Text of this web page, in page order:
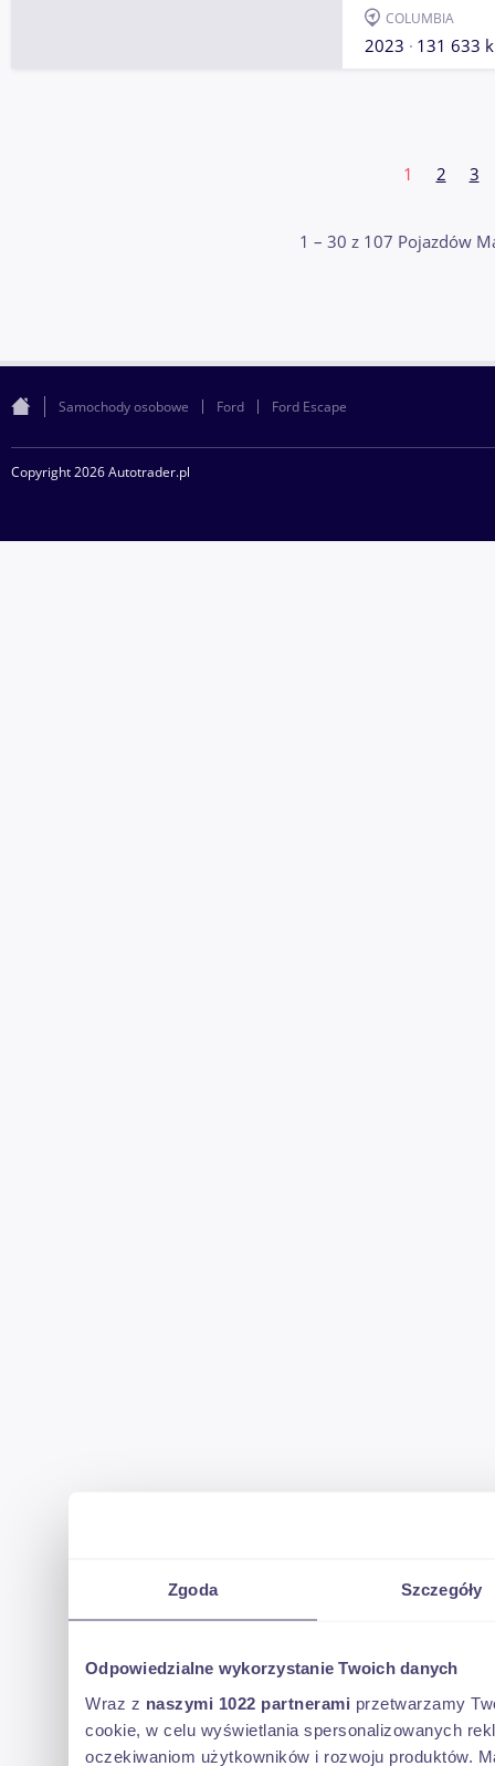
Zgoda Szczegóły
Odpowiedzialne wykorzystanie Twoich danych
Wraz z naszymi 1022 partnerami przetwarzamy
cookie, w celu wyświetlania spersonalizowanych
oczekiwaniom użytkowników i rozwoju produktów.
COLUMBIA
2023 131 633
1 2 3
1 – 30 z 107 Pojazdów
Samochody osobowe Ford Ford Escape
Copyright 2026 Autotrader.pl